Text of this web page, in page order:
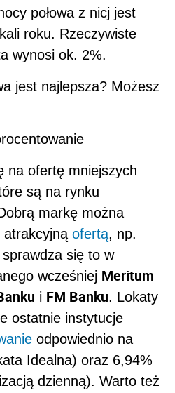
połowa z nicj jest
roku. Rzeczywiste
wynosi ok. 2%.
jest najlepsza? Możesz
na ofertę mniejszych
są na rynku
markę można
atrakcyjną ofertą, np.
się to w
wcześniej Meritum
i FM Banku. Lokaty
ostatnie instytucje
odpowiednio na
Idealna) oraz 6,94%
dzienną). Warto też